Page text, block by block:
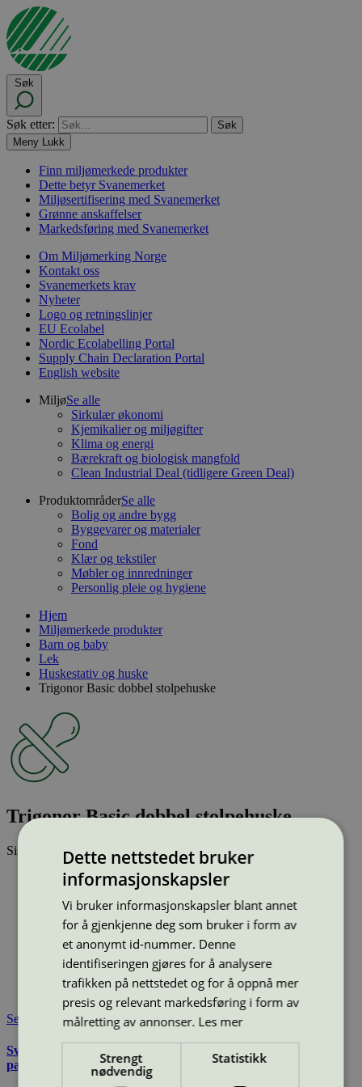
Søk
Søk etter:
Meny Lukk
Finn miljømerkede produkter
Dette betyr Svanemerket
Miljøsertifisering med Svanemerket
Grønne anskaffelser
Markedsføring med Svanemerket
Om Miljømerking Norge
Kontakt oss
Svanemerkets krav
Nyheter
Logo og retningslinjer
EU Ecolabel
Nordic Ecolabelling Portal
Supply Chain Declaration Portal
English website
MiljøSe alle
Sirkulær økonomi
Kjemikalier og miljøgifter
Klima og energi
Bærekraft og biologisk mangfold
Clean Industrial Deal (tidligere Green Deal)
ProduktområderSe alle
Bolig og andre bygg
Byggevarer og materialer
Fond
Klær og tekstiler
Møbler og innredninger
Personlig pleie og hygiene
Hjem
Miljømerkede produkter
Barn og baby
Lek
Huskestativ og huske
Trigonor Basic dobbel stolpehuske
Trigonor Basic dobbel stolpehuske
Sist oppdatert
25 jun 2026
Type: Huskestativ og huske
2073 0016
Svanemerket
Merkevare: TRIGONOR
Merkevare nettside: https://www.trigonor.no/
Lisensinnehaver: Trigonor AS
Lisensinnehaver nettside:
https://www.trigonor.no
Tilgjengelig i:
Norge
Se også
Svanemerkets krav til utemøbler, apparater til lekeplass, og
parkutstyr
Dette nettstedet bruker
informasjonskapsler
Vi bruker informasjonskapsler blant annet
for å gjenkjenne deg som bruker i form av
et anonymt id-nummer. Denne
identifiseringen gjøres for å analysere
trafikken på nettstedet og for å oppnå mer
presis og relevant markedsføring i form av
målretting av annonser. Les mer
Strengt
nødvendig
Statistikk